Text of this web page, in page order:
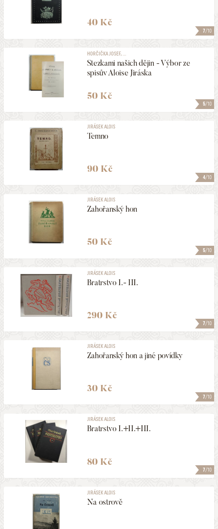
7/10
40 Kč
5/10
HORČIČKA JOSEF, ...
Stezkami našich dějin - Výbor ze
spisův Aloise Jiráska
50 Kč
4/10
JIRÁSEK ALOIS
Temno
90 Kč
5/10
JIRÁSEK ALOIS
Zahořanský hon
50 Kč
7/10
JIRÁSEK ALOIS
Bratrstvo I.- III.
290 Kč
7/10
JIRÁSEK ALOIS
Zahořanský hon a jiné povídky
30 Kč
7/10
JIRÁSEK ALOIS
Bratrstvo I.+II.+III.
80 Kč
JIRÁSEK ALOIS
Na ostrově